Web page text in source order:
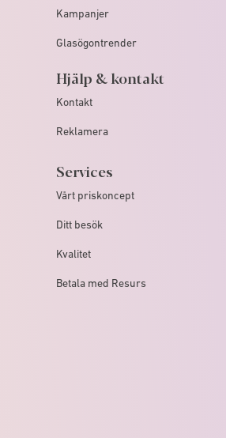
Kampanjer
Glasögontrender
Hjälp & kontakt
Kontakt
Reklamera
Services
Vårt priskoncept
Ditt besök
Kvalitet
Betala med Resurs